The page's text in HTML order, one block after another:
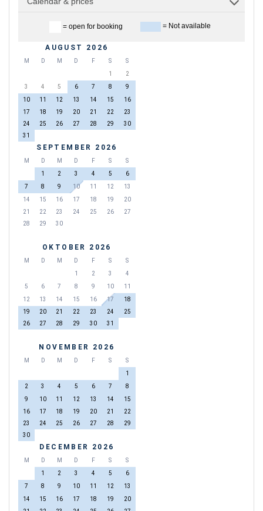
= open for booking = Not available
AUGUST 2026
M D M D F S
S
1
2
3
4 5 6 7 8
9
10
11 12 13 14 15
16
17
18 19 20 21 22
23
24
25 26 27 28 29
30
31
SEPTEMBER 2026
M D M D F S
S
1
2 3 4 5
6
7
8 9 10 11 12
13
14
15 16 17 18 19
20
21
22 23 24 25 26
27
28
29 30
OKTOBER 2026
M D M D F S
S
1
2 3
4
5
6 7 8 9 10
11
12
13 14 15 16 17
18
19
20 21 22 23 24
25
26
27 28 29 30 31
NOVEMBER 2026
M D M D F S
S
1
2
3 4 5 6 7
8
9
10 11 12 13 14
15
16
17 18 19 20 21
22
23
24 25 26 27 28
29
30
DECEMBER 2026
M D M D F S
S
1
2 3 4 5
6
7
8 9 10 11 12
13
14
15 16 17 18 19
20